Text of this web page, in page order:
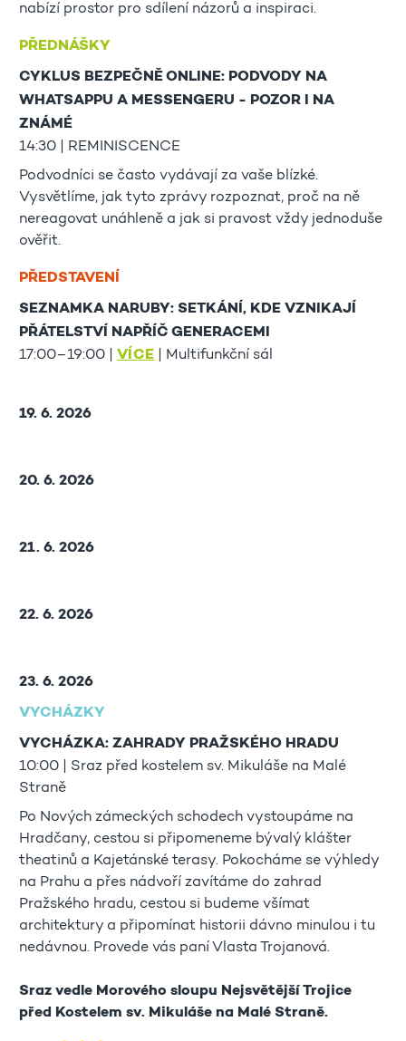
nabízí prostor pro sdílení názorů a inspiraci.
PŘEDNÁŠKY
CYKLUS BEZPEČNĚ ONLINE: PODVODY NA
WHATSAPPU A MESSENGERU - POZOR I NA
ZNÁMÉ
14:30 | REMINISCENCE
Podvodníci se často vydávají za vaše blízké.
Vysvětlíme, jak tyto zprávy rozpoznat, proč na ně
nereagovat unáhleně a jak si pravost vždy jednoduše
ověřit.
PŘEDSTAVENÍ
SEZNAMKA NARUBY: SETKÁNÍ, KDE VZNIKAJÍ
PŘÁTELSTVÍ NAPŘÍČ GENERACEMI
17:00–19:00 | VÍCE | Multifunkční sál
19. 6. 2026
20. 6. 2026
21. 6. 2026
22. 6. 2026
23. 6. 2026
VYCHÁZKY
VYCHÁZKA: ZAHRADY PRAŽSKÉHO HRADU
10:00 | Sraz před kostelem sv. Mikuláše na Malé
Straně
Po Nových zámeckých schodech vystoupáme na
Hradčany, cestou si připomeneme bývalý klášter
theatinů a Kajetánské terasy. Pokocháme se výhledy
na Prahu a přes nádvoří zavítáme do zahrad
Pražského hradu, cestou si budeme všímat
architektury a připomínat historii dávno minulou i tu
nedávnou. Provede vás paní Vlasta Trojanová.
Sraz vedle Morového sloupu Nejsvětější Trojice
před Kostelem sv. Mikuláše na Malé Straně.